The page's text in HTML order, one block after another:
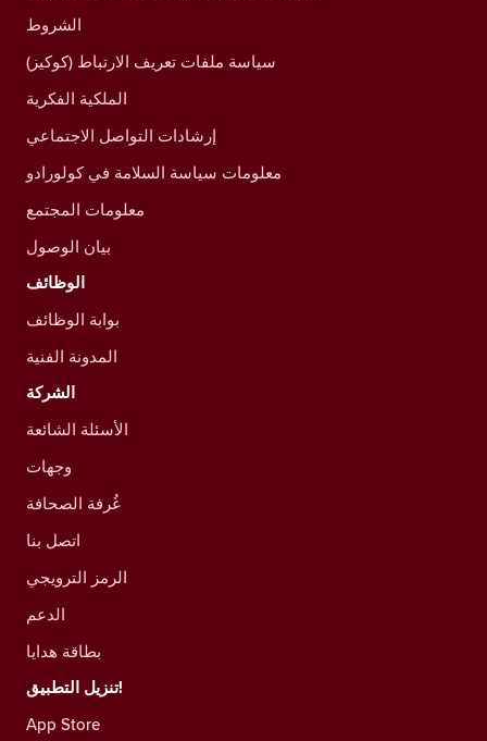
الشروط
سياسة ملفات تعريف الارتباط (كوكيز)
الملكية الفكرية
إرشادات التواصل الاجتماعي
معلومات سياسة السلامة في كولورادو
معلومات المجتمع
بيان الوصول
الوظائف
بوابة الوظائف
المدونة الفنية
الشركة
الأسئلة الشائعة
وجهات
غُرفة الصحافة
اتصل بنا
الرمز الترويجي
الدعم
بطاقة هدايا
تنزيل التطبيق!
App Store